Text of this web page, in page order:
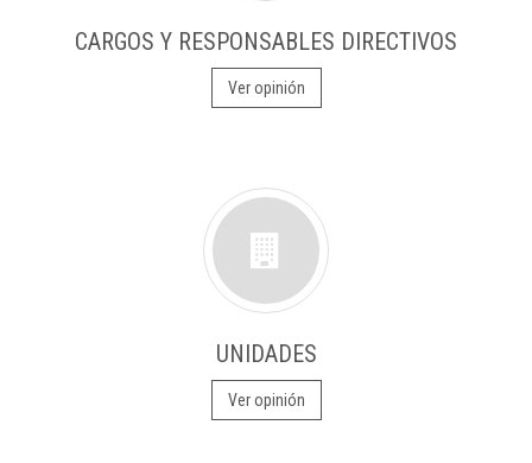
CARGOS Y RESPONSABLES DIRECTIVOS
Ver opinión
UNIDADES
Ver opinión